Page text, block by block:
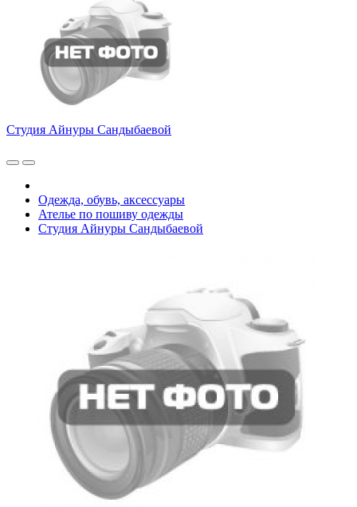
Студия Айнуры Сандыбаевой
Одежда, обувь, аксессуары
Ателье по пошиву одежды
Студия Айнуры Сандыбаевой